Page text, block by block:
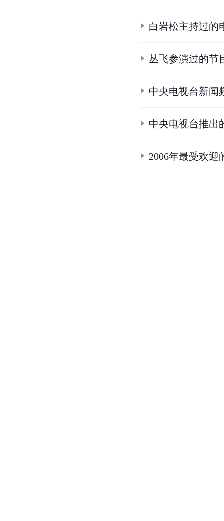
白岩松主持过的
丛飞参演过的节
中央电视台新闻
中央电视台推出
2006年最受欢迎